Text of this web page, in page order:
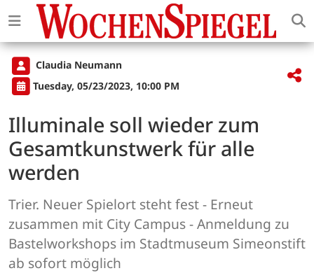
Claudia Neumann
Tuesday, 05/23/2023, 10:00 PM
Illuminale soll wieder zum
Gesamtkunstwerk für alle
werden
Trier. Neuer Spielort steht fest - Erneut
zusammen mit City Campus - Anmeldung zu
Bastelworkshops im Stadtmuseum Simeonstift
ab sofort möglich